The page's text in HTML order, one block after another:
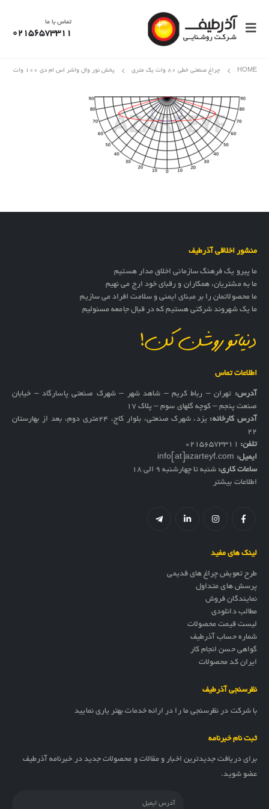
تماس با ما
02156573311
HOME چراغ صنعتی خطی 80 وات یک متری پخش نور وال واشر اس ام دی ۱۰۰ وات
منشور اخلاقی آذرطیف
ما پیرو یک فرهنگ سازمانی اخلاق مدار هستیم
ما به مشتریان، همکاران و رقبای خود ارج می نهیم
ما محصولاتمان را بر مبنای ایمنی و سلامت افراد می سازیم
ما یک شهروند شرکتی هستیم که در قبال جامعه مسئولیم
دنیاتو روشن کن!
اطلاعات تماس
آدرس: تهران – رباط کریم – شاهد شهر – شهرک صنعتی پاسارگاد – خیابان
صنعت پنجم – کوچه گلهای سوم – پلاک 17
آدرس کارخانه:
یزد، شهرک صنعتی، بلوار کاج، ۲۴متری دوم، بعد از بهارستان
۲۲
تلفن: 02156573311
ایمیل: info[at]azarteyf.com
ساعات کاری: شنبه تا چهارشنبه 9 الی 18
اطلاعات بیشتر
لینک های مفید
طرح تعویض چراغ های قدیمی
پرسش های متداول
نمایندگان فروش
مطالب دانلودی
لیست قیمت محصولات
شماره حساب آذرطیف
گواهی حسن انجام کار
ایران کد محصولات
نظرسنجی آذرطیف
با شرکت در نظرسنجی ما را در ارائه خدمات بهتر یاری نمایید
ثبت نام خبرنامه
برای دریافت جدیدترین اخبار و مقالات و محصولات جدید در خبرنامه آذرطیف
عضو شوید.